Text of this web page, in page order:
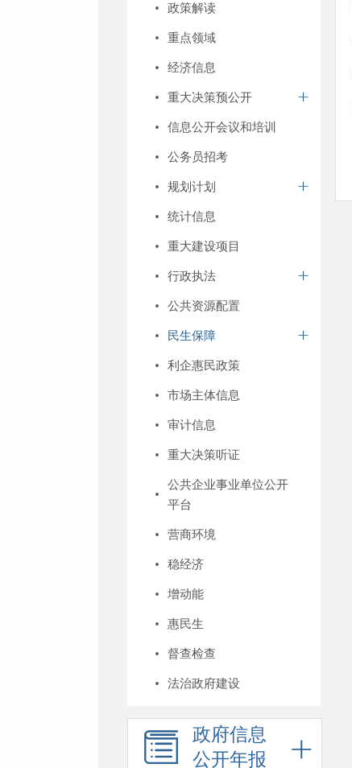
政策解读
重点领域
经济信息
重大决策预公开
信息公开会议和培训
公务员招考
规划计划
统计信息
重大建设项目
行政执法
公共资源配置
民生保障
利企惠民政策
市场主体信息
审计信息
重大决策听证
公共企业事业单位公开
平台
营商环境
稳经济
增动能
惠民生
督查检查
法治政府建设
政府信息
公开年报